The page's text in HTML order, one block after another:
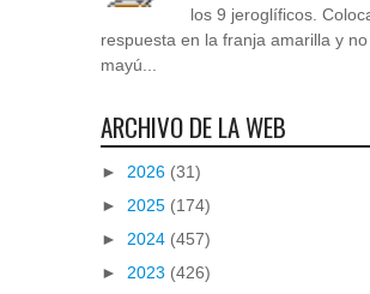
los 9 jeroglíficos.
respuesta en la franja amarilla y
mayú...
ARCHIVO DE LA WEB
► 2026 (31)
► 2025 (174)
► 2024 (457)
► 2023 (426)